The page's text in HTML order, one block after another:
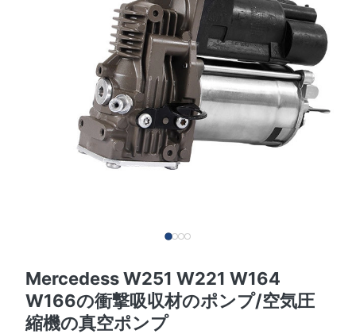
Mercedess W251 W221 W164
W166の衝撃吸収材のポンプ/空気圧
縮機の真空ポンプ